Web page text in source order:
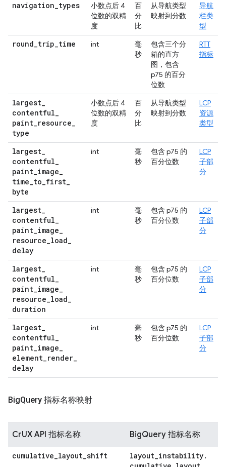
navigation_types
小数点后 4
位数的双精
度
百
分
比
从导航类型
映射到分数
导航
栏类
型
round_trip_time int
毫
秒
包含三个分
箱的直方
图，包含
p75 的百分
位数
RTT
指标
largest_
contentful_
paint_resource_
type
小数点后 4
位数的双精
度
百
分
比
从导航类型
映射到分数
LCP
资源
类型
largest_
contentful_
paint_image_
time_to_first_
byte
int
毫
秒
包含 p75 的
百分位数
LCP
子部
分
largest_
contentful_
paint_image_
resource_load_
delay
int
毫
秒
包含 p75 的
百分位数
LCP
子部
分
largest_
contentful_
paint_image_
resource_load_
duration
int
毫
秒
包含 p75 的
百分位数
LCP
子部
分
largest_
contentful_
paint_image_
element_render_
delay
int
毫
秒
包含 p75 的
百分位数
LCP
子部
分
BigQuery 指标名称映射
CrUX API 指标名称 BigQuery 指标名称
cumulative_layout_shift layout_instability.